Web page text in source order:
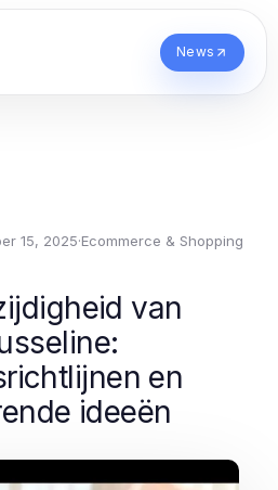
News
15, 2025·Ecommerce & Shopping
van
en
ideeën